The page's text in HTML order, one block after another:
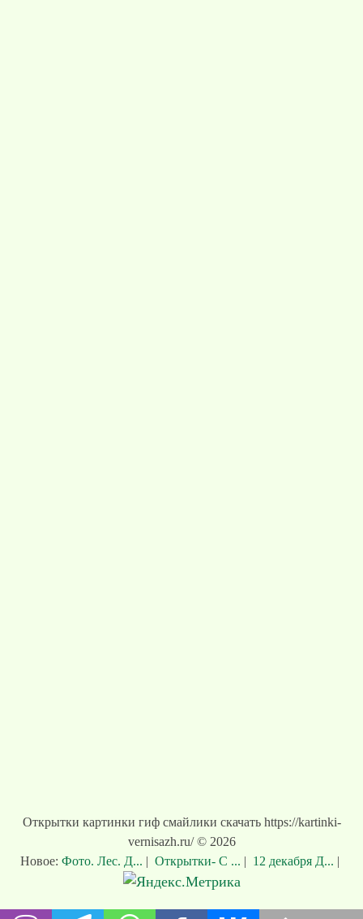
Открытки картинки гиф смайлики скачать https://kartinki-
vernisazh.ru/ © 2026
Новое: Фото. Лес. Д... | Открытки- С ... | 12 декабря Д... |